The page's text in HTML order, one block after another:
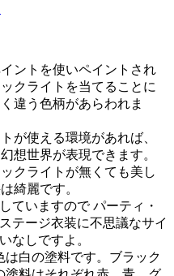
ントを使いペイントされ
クライトを当てることに
違う色柄があらわれま
が使える環境があれば、
想世界が表現できます。
クライトが無くても美し
綺麗です。
ていますので パーティ・
テージ衣装に不思議なサイ
なしですよ。
は白の塗料です。ブラック